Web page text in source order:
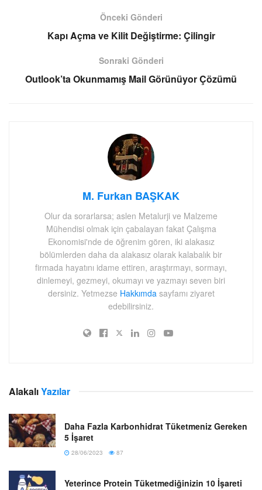
Önceki Gönderi
Kapı Açma ve Kilit Değiştirme: Çilingir
Sonraki Gönderi
Outlook’ta Okunmamış Mail Görünüyor Çözümü
M. Furkan BAŞKAK
Olur da sorarlarsa; aslen Metalurji ve Malzeme
Mühendisi olmak için çabalayan fakat Çalışma
Ekonomisi'nde de öğrenim gören, iki alakasız
bölümlerden daha da alakasız olarak kalabalık bir
firmada hayatını idame ettiren, araştırmayı, sormayı,
dinlemeyi, gezmeyi, okumayı ve yazmayı seven biri
dersiniz. Yetmezse Hakkımdasayfamı ziyaret
edebilirsiniz.
AlakalıYazılar
Daha Fazla Karbonhidrat Tüketmeniz Gereken
5 İşaret
28/06/2023 87
Yeterince Protein Tüketmediğinizin 10 İşareti